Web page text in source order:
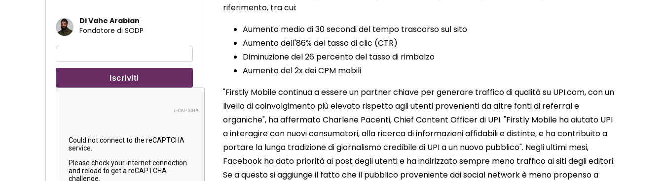
Di Vahe Arabian
Fondatore di SODP
riferimento, tra cui:
Aumento medio di 30 secondi del tempo trascorso sul sito
Aumento dell'86% del tasso di clic (CTR)
Diminuzione del 26 percento del tasso di rimbalzo
Aumento del 2x dei CPM mobili
"Firstly Mobile continua a essere un partner chiave per generare traffico di qualità su UPI.com, con un
livello di coinvolgimento più elevato rispetto agli utenti provenienti da altre fonti di referral e
organiche", ha affermato Charlene Pacenti, Chief Content Officer di UPI. "Firstly Mobile ha aiutato UPI
a interagire con nuovi consumatori, alla ricerca di informazioni affidabili e distinte, e ha contribuito a
portare la lunga tradizione di giornalismo credibile di UPI a un nuovo pubblico". Negli ultimi mesi,
Facebook ha dato priorità ai post degli utenti e ha indirizzato sempre meno traffico ai siti degli editori.
Se a questo si aggiunge il fatto che il pubblico proveniente dai social network è meno propenso a